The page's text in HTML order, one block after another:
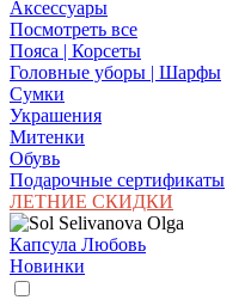
Аксессуары
Посмотреть все
Пояса | Корсеты
Головные уборы | Шарфы
Сумки
Украшения
Митенки
Обувь
Подарочные сертификаты
ЛЕТНИЕ СКИДКИ
Капсула Любовь
Новинки